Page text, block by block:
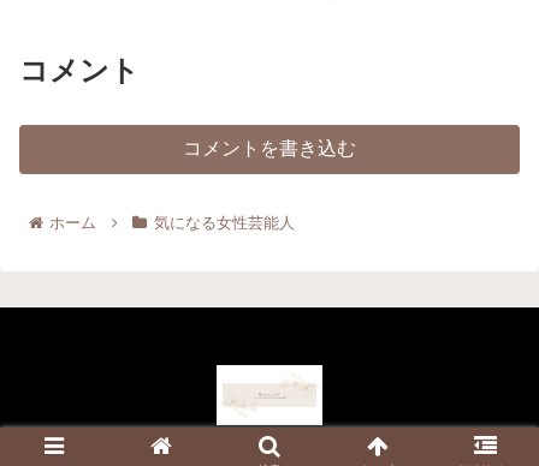
コメント
コメントを書き込む
ホーム 気になる女性芸能人
© 2022 これから33.